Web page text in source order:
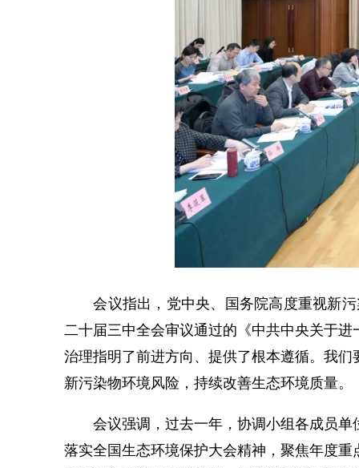
会议指出，党中央、国务院高度重视新污
二十届三中全会审议通过的《中共中央关于
治理指明了前进方向、提供了根本遵循。我
新污染物环境风险，持续改善生态环境质量。
会议强调，过去一年，协调小组各成员单
落实全国生态环境保护大会精神，聚焦年度